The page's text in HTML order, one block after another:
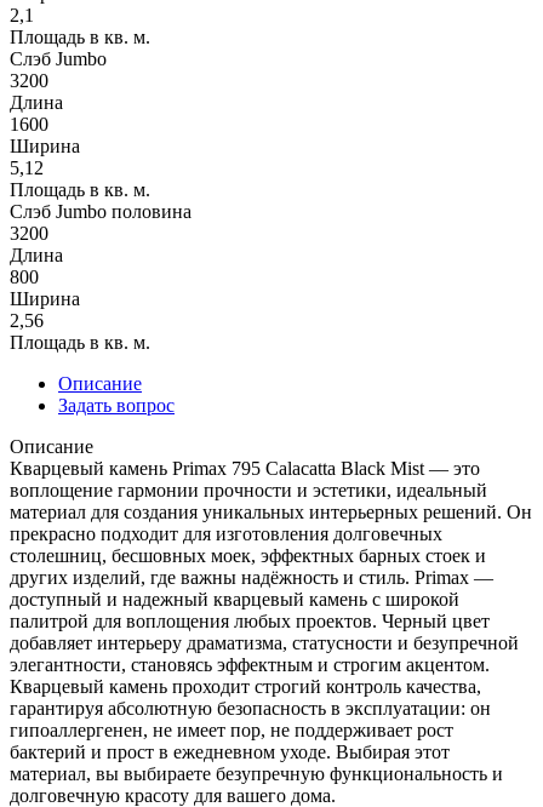
2,1
Площадь в кв. м.
Слэб Jumbo
3200
Длина
1600
Ширина
5,12
Площадь в кв. м.
Слэб Jumbo половина
3200
Длина
800
Ширина
2,56
Площадь в кв. м.
Описание
Задать вопрос
Описание
Кварцевый камень Primax 795 Calacatta Black Mist — это
воплощение гармонии прочности и эстетики, идеальный
материал для создания уникальных интерьерных решений. Он
прекрасно подходит для изготовления долговечных
столешниц, бесшовных моек, эффектных барных стоек и
других изделий, где важны надёжность и стиль. Primax —
доступный и надежный кварцевый камень с широкой
палитрой для воплощения любых проектов. Черный цвет
добавляет интерьеру драматизма, статусности и безупречной
элегантности, становясь эффектным и строгим акцентом.
Кварцевый камень проходит строгий контроль качества,
гарантируя абсолютную безопасность в эксплуатации: он
гипоаллергенен, не имеет пор, не поддерживает рост
бактерий и прост в ежедневном уходе. Выбирая этот
материал, вы выбираете безупречную функциональность и
долговечную красоту для вашего дома.